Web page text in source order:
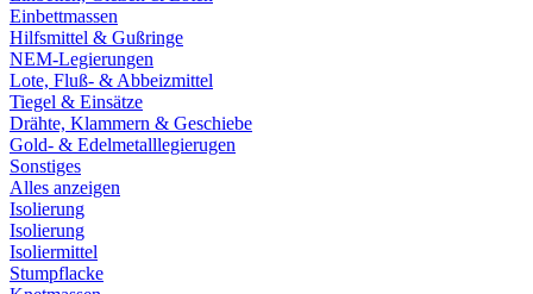
Einbettmassen
Hilfsmittel & Gußringe
NEM-Legierungen
Lote, Fluß- & Abbeizmittel
Tiegel & Einsätze
Drähte, Klammern & Geschiebe
Gold- & Edelmetalllegierugen
Sonstiges
Alles anzeigen
Isolierung
Isolierung
Isoliermittel
Stumpflacke